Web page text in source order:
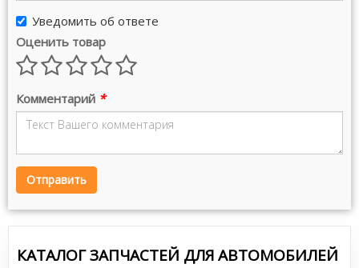
Уведомить об ответе
Оценить товар
Комментарий *
Отправить
КАТАЛОГ ЗАПЧАСТЕЙ ДЛЯ АВТОМОБИЛЕЙ